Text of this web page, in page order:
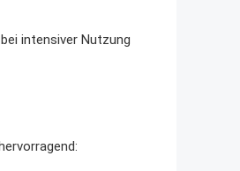
intensiver Nutzung